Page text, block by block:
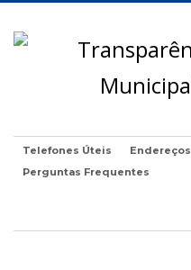
Telefones Úteis Endereços
Perguntas Frequentes